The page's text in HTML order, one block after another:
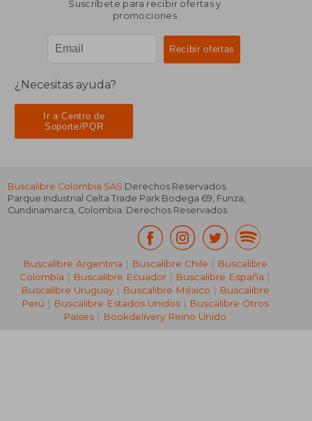
Suscríbete para recibir ofertas y
promociones
¿Necesitas ayuda?
Ir a Centro de
Soporte/PQR
Buscalibre Colombia SAS Derechos Reservados.
Parque Industrial Celta Trade Park Bodega 69, Funza,
Cundinamarca, Colombia. Derechos Reservados.
Buscalibre Argentina | Buscalibre Chile | Buscalibre
Colombia | Buscalibre Ecuador | Buscalibre España |
Buscalibre Uruguay| Buscalibre México | Buscalibre
Perú | Buscalibre Estados Unidos| Buscalibre Otros
Países | Bookdelivery Reino Unido